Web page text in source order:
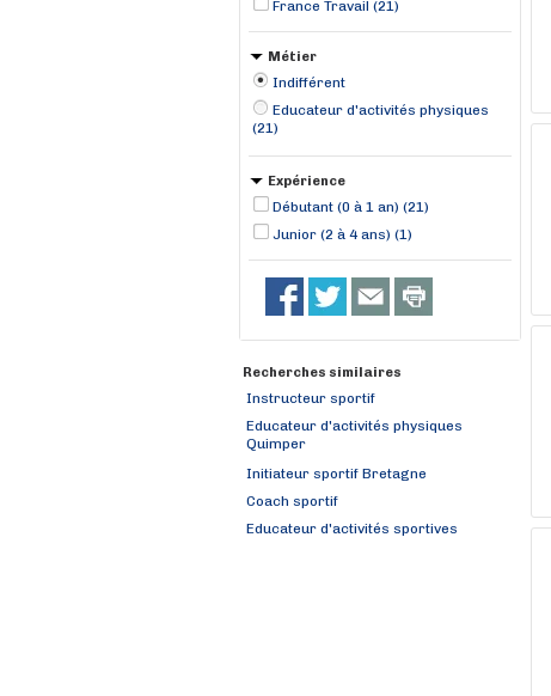
France Travail (21)
Métier
Indifférent
Educateur d'activités physiques
(21)
Expérience
Débutant (0 à 1 an) (21)
Junior (2 à 4 ans) (1)
Recherches similaires
Instructeur sportif
Educateur d'activités physiques
Quimper
Initiateur sportif Bretagne
Coach sportif
Educateur d'activités sportives